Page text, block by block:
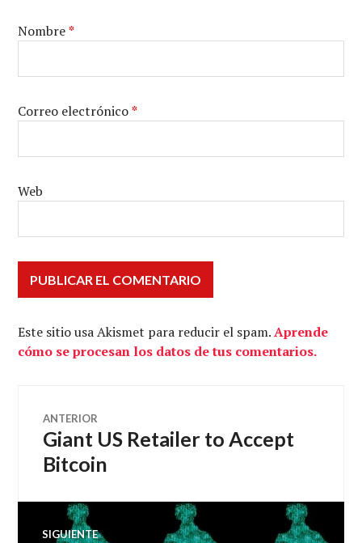
Nombre*
Correo electrónico*
Web
Este sitio usa Akismet para reducir el spam.Aprende
cómo se procesan los datos de tus comentarios.
Navegación
de
entradas
ANTERIOR
Entrada
anterior:
Giant US Retailer to Accept
Bitcoin
SIGUIENTE